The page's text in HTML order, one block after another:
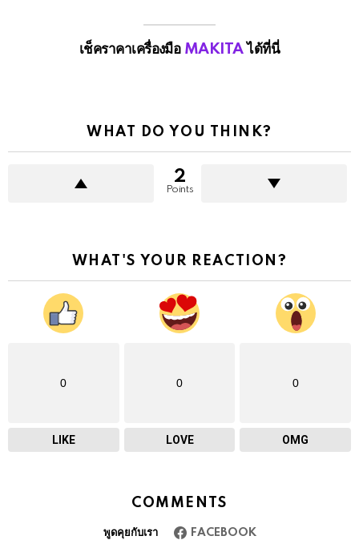
เช็คราคาเครื่องมือ MAKITAได้ที่นี่
WHAT DO YOU THINK?
2
Points
WHAT'S YOUR REACTION?
0
LIKE
0
LOVE
0
OMG
COMMENTS
พูดคุยกับเรา FACEBOOK